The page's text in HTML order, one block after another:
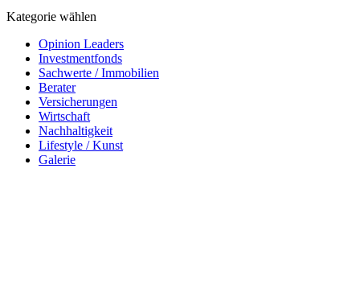
Kategorie wählen
Opinion Leaders
Investmentfonds
Sachwerte / Immobilien
Berater
Versicherungen
Wirtschaft
Nachhaltigkeit
Lifestyle / Kunst
Galerie